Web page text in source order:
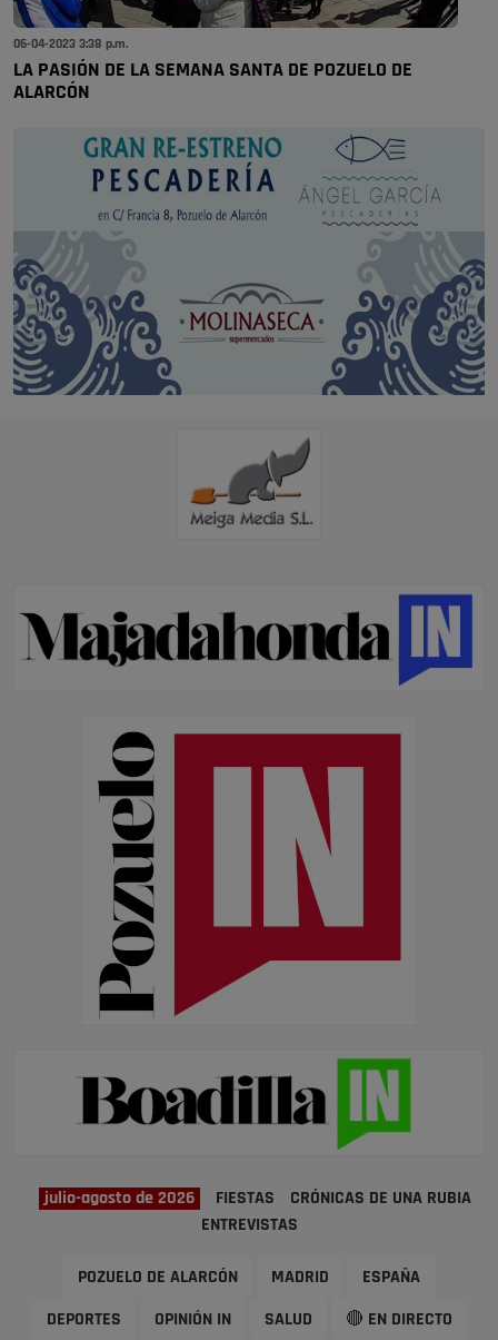
06-04-2023 3:38 p.m.
LA PASIÓN DE LA SEMANA SANTA DE POZUELO DE
ALARCÓN
julio-agosto de 2026 FIESTAS
CRÓNICAS DE UNA RUBIA
ENTREVISTAS
POZUELO DE ALARCÓN MADRID ESPAÑA
DEPORTES OPINIÓN IN SALUD 🔴 EN DIRECTO